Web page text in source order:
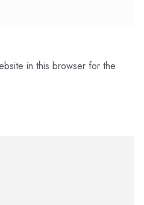
in this browser for the